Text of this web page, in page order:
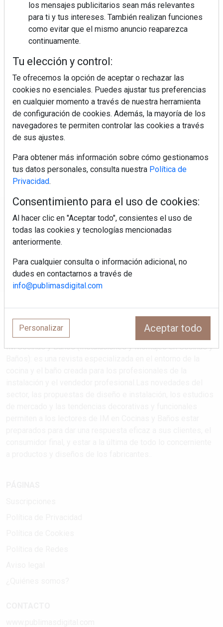
Sapienstone y Cupa Stone refuerzan
su alianza con una nueva superficie
cerámica que anticipa las tendencias
LivingPINO® amplía su visión del
hogar con el lanzamiento de su nueva
línea de armarios
Crecimiento a distintas velocidades: el
futuro económico de Andalucía,
Canarias, Ceuta y Melilla
Regístrate y accede a contenidos
exclusivos
IM Cocinas y Baños (Instalaciones y Montajes en Cocinas y
los mensajes publicitarios sean más relevantes
para ti y tus intereses. También realizan funciones
como evitar que el mismo anuncio reaparezca
continuamente.
Tu elección y control:
Te ofrecemos la opción de aceptar o rechazar las
cookies no esenciales. Puedes ajustar tus preferencias
en cualquier momento a través de nuestra herramienta
de configuración de cookies. Además, la mayoría de los
navegadores te permiten controlar las cookies a través
de sus ajustes.
Para obtener más información sobre cómo gestionamos
tus datos personales, consulta nuestra Política de
Privacidad.
Consentimiento para el uso de cookies:
Al hacer clic en "Aceptar todo", consientes el uso de
todas las cookies y tecnologías mencionadas
anteriormente.
Para cualquier consulta o información adicional, no
dudes en contactarnos a través de
info@publimasdigital.com
Personalizar Aceptar todo